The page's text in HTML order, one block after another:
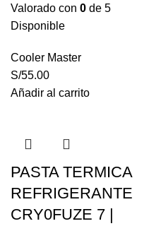
Valorado con 0 de 5
Disponible
Cooler Master
S/55.00
Añadir al carrito
PASTA TERMICA
REFRIGERANTE
CRY0FUZE 7 |